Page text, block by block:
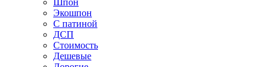
Шпон
Экошпон
С патиной
ДСП
Стоимость
Дешевые